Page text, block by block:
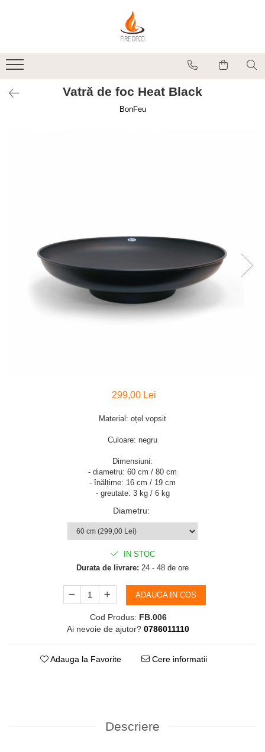
Vetre de foc
Grătare, plite și accesorii
Șeminee de exteriorVatră de foc Heat Black
BonFeu
299,00 Lei
Material: oțel vopsit
Culoare: negru
Dimensiuni:
- diametru: 60 cm / 80 cm
- înălțime: 16 cm / 19 cm
- greutate: 3 kg / 6 kg
Diametru:
IN STOC
Durata de livrare: 24 - 48 de ore
ADAUGA IN COS
Cod Produs: FB.006
Ai nevoie de ajutor? 0786011110
Adauga la Favorite Cere informatii
Descriere